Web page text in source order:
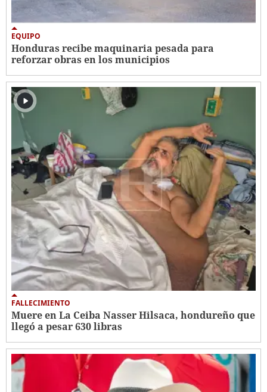
EQUIPO
Honduras recibe maquinaria pesada para
reforzar obras en los municipios
FALLECIMIENTO
Muere en La Ceiba Nasser Hilsaca, hondureño que
llegó a pesar 630 libras